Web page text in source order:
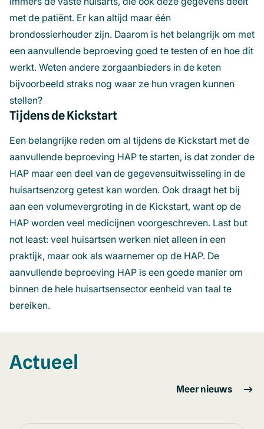
met de patiënt. Er kan altijd maar één
brondossierhouder zijn. Daarom is het belangrijk om met
een aanvullende beproeving goed te testen of en hoe dit
werkt. Weten andere zorgaanbieders in de keten
bijvoorbeeld straks nog waar ze hun vragen kunnen
stellen?
Tijdens de Kickstart
Een belangrijke reden om al tijdens de Kickstart met de
aanvullende beproeving HAP te starten, is dat zonder de
HAP maar een deel van de gegevensuitwisseling in de
huisartsenzorg getest kan worden. Ook draagt het bij
aan een volumevergroting in de Kickstart, want op de
HAP worden veel medicijnen voorgeschreven. Last but
not least: veel huisartsen werken niet alleen in een
praktijk, maar ook als waarnemer op de HAP. De
aanvullende beproeving HAP is een goede manier om
binnen de hele huisartsensector eenheid van taal te
bereiken.
Actueel
Meer nieuws